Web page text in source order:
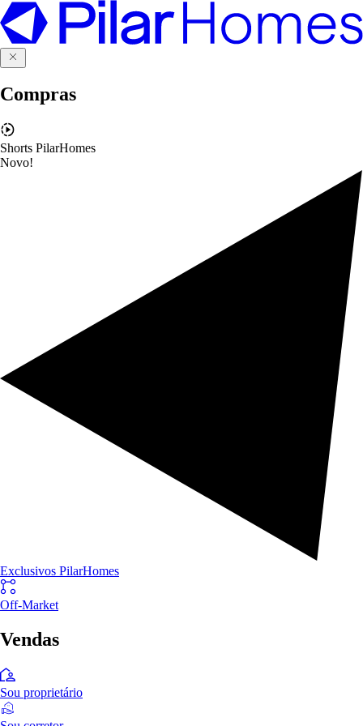
Compras
Shorts PilarHomes
Novo!
Exclusivos PilarHomes
Off-Market
Vendas
Sou proprietário